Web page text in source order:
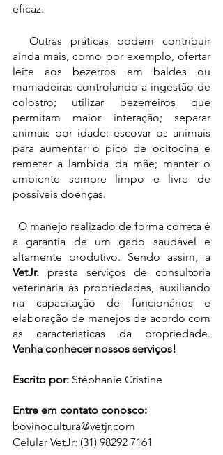
eficaz.
ainda mais, como por exemplo, ofertar
leite aos bezerros em baldes ou
mamadeiras controlando a ingestão de
colostro; utilizar bezerreiros que
permitam maior interação; separar
animais por idade; escovar os animais
para aumentar o pico de ocitocina e
remeter a lambida da mãe; manter o
ambiente sempre limpo e livre de
possíveis doenças.
a garantia de um gado saudável e
VetJr. presta serviços de consultoria
veterinária às propriedades, auxiliando
na capacitação de funcionários e
elaboração de manejos de acordo com
as características da propriedade.
Venha conhecer nossos serviços!
Escrito por: Stéphanie Cristine
Entre em contato conosco:
bovinocultura@vetjr.com
Celular VetJr: (31) 98292 7161